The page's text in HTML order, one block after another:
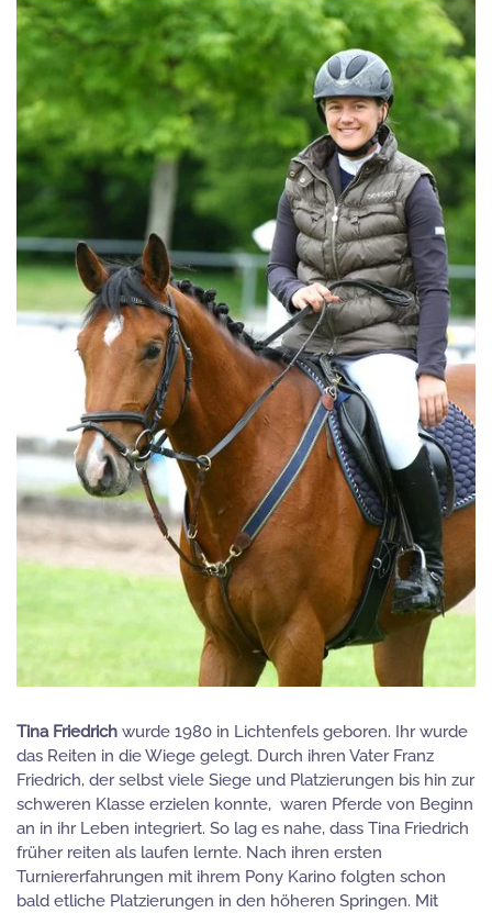
Tina Friedrich wurde 1980 in Lichtenfels geboren. Ihr wurde
das Reiten in die Wiege gelegt. Durch ihren Vater Franz
Friedrich, der selbst viele Siege und Platzierungen bis hin zur
schweren Klasse erzielen konnte, waren Pferde von Beginn
an in ihr Leben integriert. So lag es nahe, dass Tina Friedrich
früher reiten als laufen lernte. Nach ihren ersten
Turniererfahrungen mit ihrem Pony Karino folgten schon
bald etliche Platzierungen in den höheren Springen. Mit